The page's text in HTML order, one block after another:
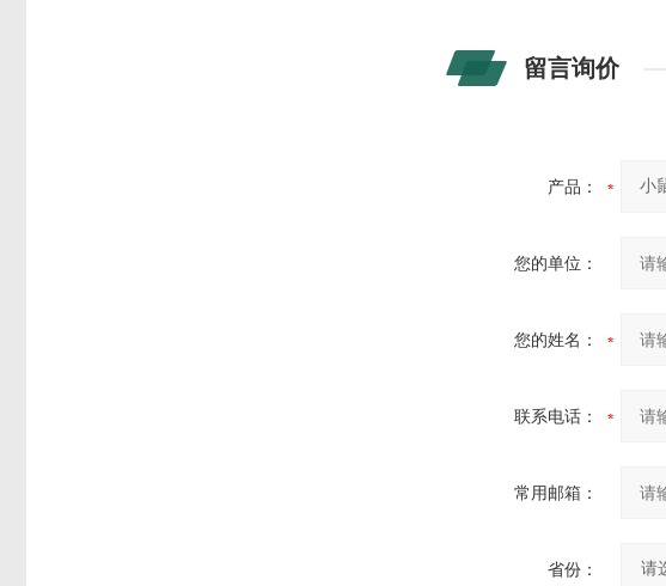
留言询价
产品：
您的单位：
您的姓名：
联系电话：
常用邮箱：
省份：